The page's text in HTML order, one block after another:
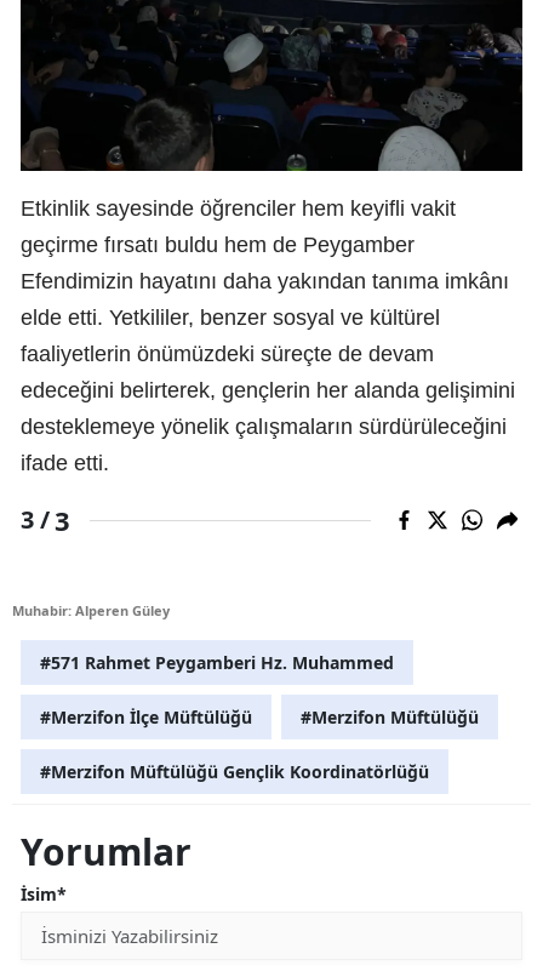
Etkinlik sayesinde öğrenciler hem keyifli vakit
geçirme fırsatı buldu hem de Peygamber
Efendimizin hayatını daha yakından tanıma imkânı
elde etti. Yetkililer, benzer sosyal ve kültürel
faaliyetlerin önümüzdeki süreçte de devam
edeceğini belirterek, gençlerin her alanda gelişimini
desteklemeye yönelik çalışmaların sürdürüleceğini
ifade etti.
3 /3
Muhabir: Alperen Güley
#571 Rahmet Peygamberi Hz. Muhammed
#Merzifon İlçe Müftülüğü #Merzifon Müftülüğü
#Merzifon Müftülüğü Gençlik Koordinatörlüğü
Yorumlar
İsim*